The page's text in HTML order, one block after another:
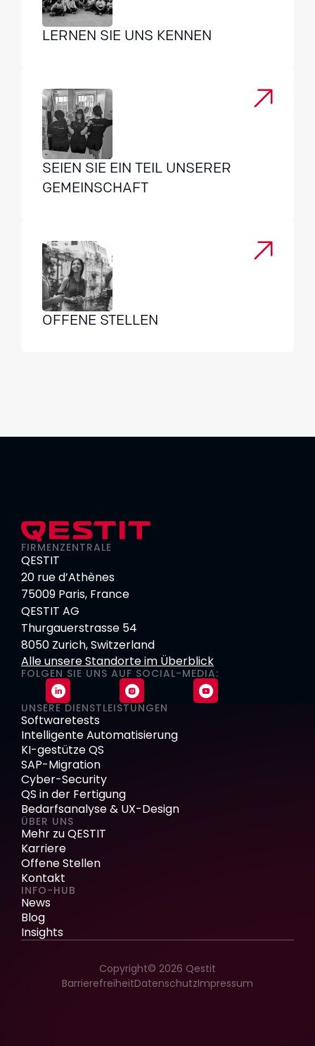
LERNEN SIE UNS KENNEN
SEIEN SIE EIN TEIL UNSERER
GEMEINSCHAFT
OFFENE STELLEN
FIRMENZENTRALE
QESTIT
20 rue d’Athènes
75009 Paris, France
QESTIT AG
Thurgauerstrasse 54
8050 Zurich, Switzerland
Alle unsere Standorte im Überblick
FOLGEN SIE UNS AUF SOCIAL-MEDIA:
UNSERE DIENSTLEISTUNGEN
Softwaretests
Intelligente Automatisierung
KI-gestütze QS
SAP-Migration
Cyber-Security
QS in der Fertigung
Bedarfsanalyse & UX-Design
ÜBER UNS
Mehr zu QESTIT
Karriere
Offene Stellen
Kontakt
INFO-HUB
News
Blog
Insights
Copyright© 2026 Qestit
BarrierefreiheitDatenschutzImpressum